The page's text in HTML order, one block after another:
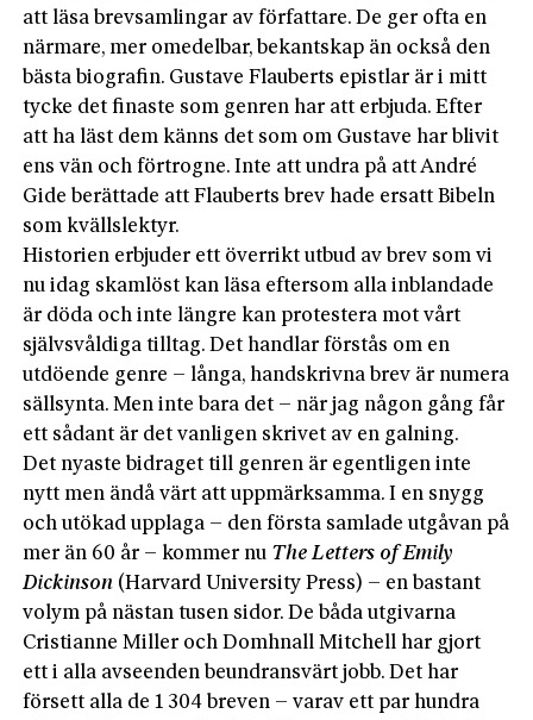
att läsa brevsamlingar av författare. De ger ofta en
närmare, mer omedelbar, bekantskap än också den
bästa biografin. Gustave Flauberts epistlar är i mitt
tycke det finaste som genren har att erbjuda. Efter
att ha läst dem känns det som om Gustave har blivit
ens vän och förtrogne. Inte att undra på att André
Gide berättade att Flauberts brev hade ersatt Bibeln
som kvällslektyr.
Historien erbjuder ett överrikt utbud av brev som vi
nu idag skamlöst kan läsa eftersom alla inblandade
är döda och inte längre kan protestera mot vårt
självsvåldiga tilltag. Det handlar förstås om en
utdöende genre – långa, handskrivna brev är numera
sällsynta. Men inte bara det – när jag någon gång får
ett sådant är det vanligen skrivet av en galning.
Det nyaste bidraget till genren är egentligen inte
nytt men ändå värt att uppmärksamma. I en snygg
och utökad upplaga – den första samlade utgåvan på
mer än 60 år – kommer nu The Letters of Emily
Dickinson (Harvard University Press) – en bastant
volym på nästan tusen sidor. De båda utgivarna
Cristianne Miller och Domhnall Mitchell har gjort
ett i alla avseenden beundransvärt jobb. Det har
försett alla de 1 304 breven – varav ett par hundra